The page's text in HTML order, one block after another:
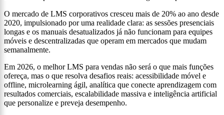
O mercado de LMS corporativos cresceu mais de 20% ao ano desde
2020, impulsionado por uma realidade clara: as sessões presenciais
longas e os manuais desatualizados já não funcionam para equipes
móveis e descentralizadas que operam em mercados que mudam
semanalmente.
Em 2026, o melhor LMS para vendas não será o que mais funções
ofereça, mas o que resolva desafios reais: acessibilidade móvel e
offline, microlearning ágil, analítica que conecte aprendizagem com
resultados comerciais, escalabilidade massiva e inteligência artificial
que personalize e preveja desempenho.